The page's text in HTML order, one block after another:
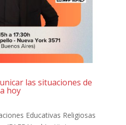
las situaciones de
hoy
Educativas Religiosas